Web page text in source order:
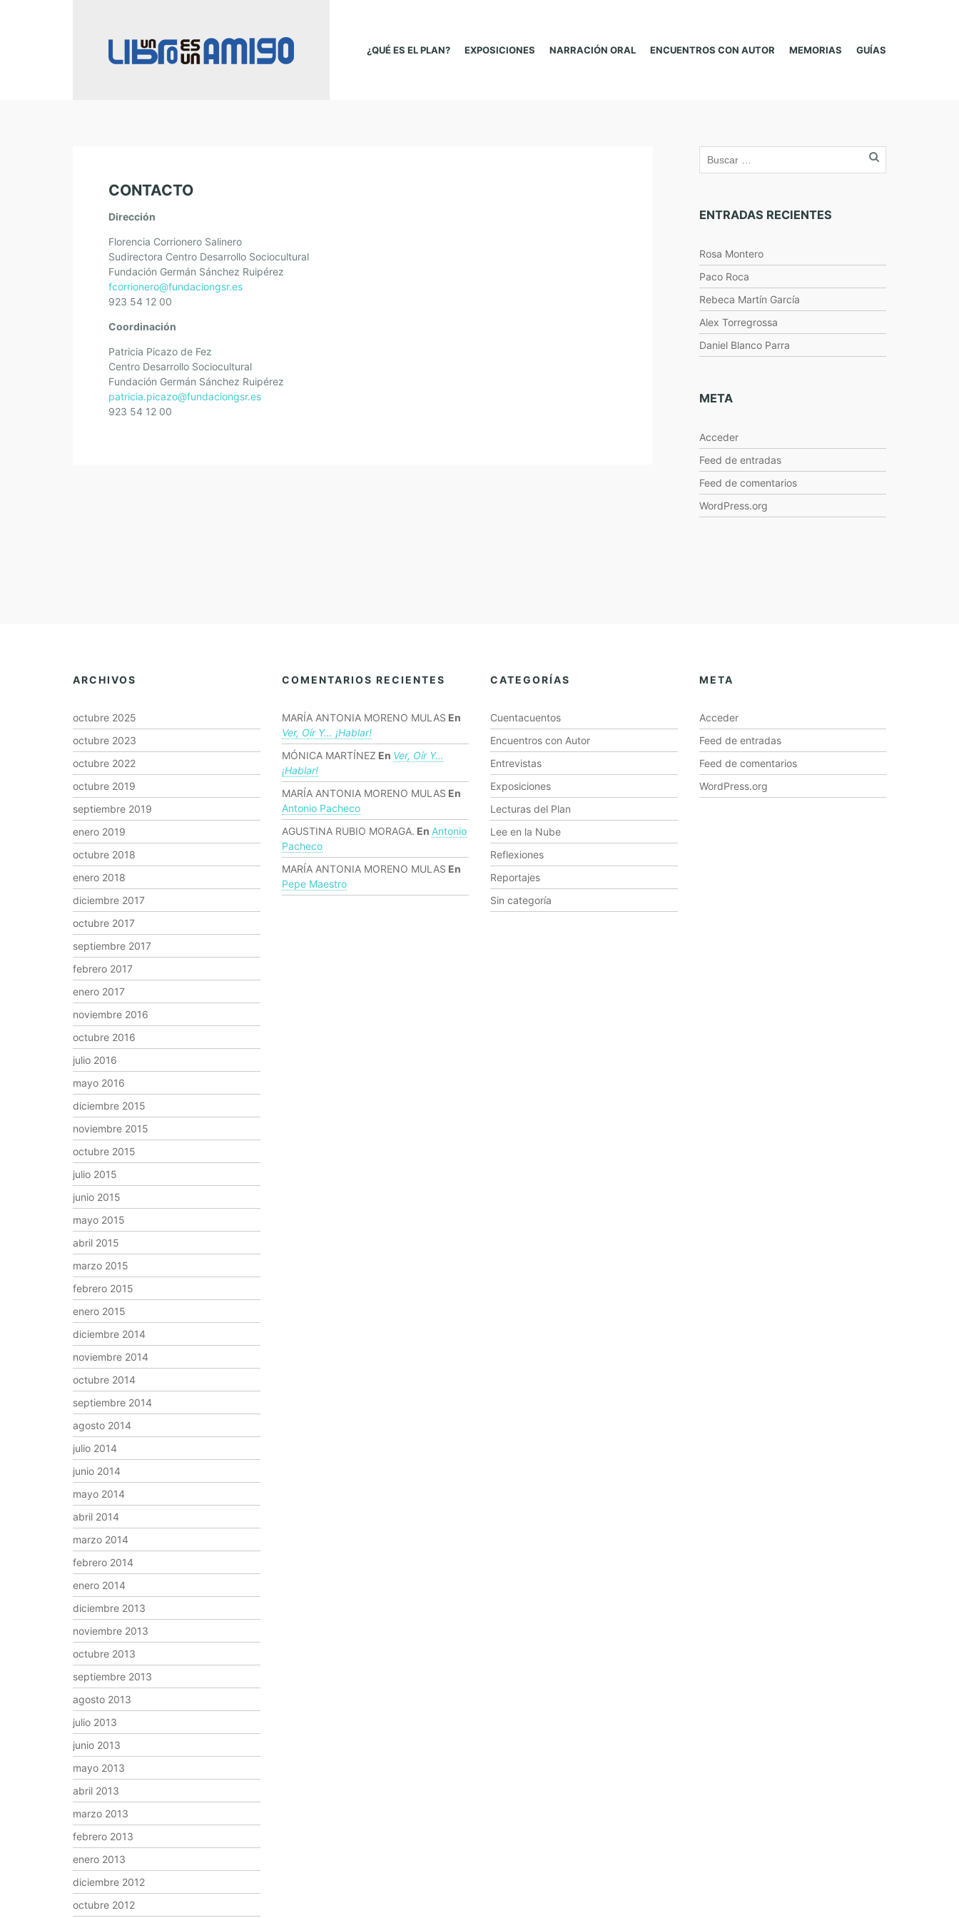
¿QUÉ ES EL PLAN? EXPOSICIONES NARRACIÓN ORAL ENCUENTROS CON AUTOR MEMORIAS GUÍAS
CONTACTO
Dirección
Florencia Corrionero Salinero
Sudirectora Centro Desarrollo Sociocultural
Fundación Germán Sánchez Ruipérez
fcorrionero@fundaciongsr.es
923 54 12 00
Coordinación
Patricia Picazo de Fez
Centro Desarrollo Sociocultural
Fundación Germán Sánchez Ruipérez
patricia.picazo@fundaciongsr.es
923 54 12 00
ENTRADAS RECIENTES
Rosa Montero
Paco Roca
Rebeca Martín García
Alex Torregrossa
Daniel Blanco Parra
META
Acceder
Feed de entradas
Feed de comentarios
WordPress.org
ARCHIVOS
octubre 2025
octubre 2023
octubre 2022
octubre 2019
septiembre 2019
enero 2019
octubre 2018
enero 2018
diciembre 2017
octubre 2017
septiembre 2017
febrero 2017
enero 2017
noviembre 2016
octubre 2016
julio 2016
mayo 2016
diciembre 2015
noviembre 2015
octubre 2015
julio 2015
junio 2015
mayo 2015
abril 2015
marzo 2015
febrero 2015
enero 2015
diciembre 2014
noviembre 2014
octubre 2014
septiembre 2014
agosto 2014
julio 2014
junio 2014
mayo 2014
abril 2014
marzo 2014
febrero 2014
enero 2014
diciembre 2013
noviembre 2013
octubre 2013
septiembre 2013
agosto 2013
julio 2013
junio 2013
mayo 2013
abril 2013
marzo 2013
febrero 2013
enero 2013
diciembre 2012
octubre 2012
COMENTARIOS RECIENTES
MARÍA ANTONIA MORENO MULAS En
Ver, Oír Y… ¡hablar!
MÓNICA MARTÍNEZ En Ver, Oír Y…
¡hablar!
MARÍA ANTONIA MORENO MULAS En
Antonio Pacheco
AGUSTINA RUBIO MORAGA. En Antonio
Pacheco
MARÍA ANTONIA MORENO MULAS En
Pepe Maestro
CATEGORÍAS
Cuentacuentos
Encuentros con Autor
Entrevistas
Exposiciones
Lecturas del Plan
Lee en la Nube
Reflexiones
Reportajes
Sin categoría
META
Acceder
Feed de entradas
Feed de comentarios
WordPress.org